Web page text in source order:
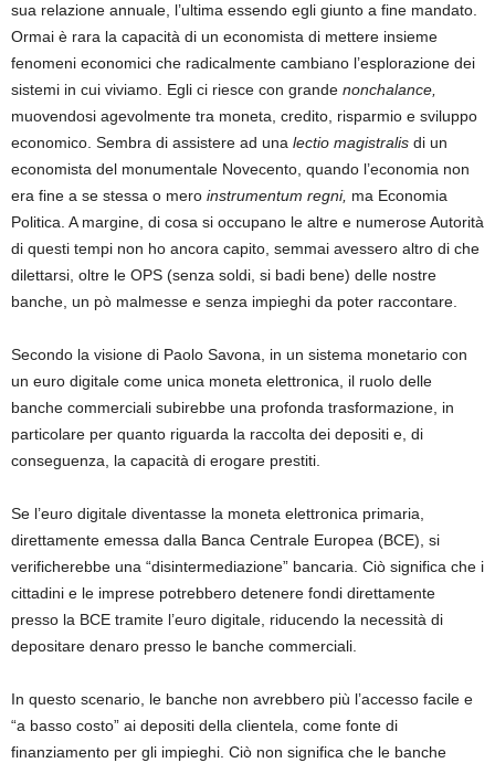
sua relazione annuale, l’ultima essendo egli giunto a fine mandato.
Ormai è rara la capacità di un economista di mettere insieme
fenomeni economici che radicalmente cambiano l’esplorazione dei
sistemi in cui viviamo. Egli ci riesce con grande nonchalance,
muovendosi agevolmente tra moneta, credito, risparmio e sviluppo
economico. Sembra di assistere ad una lectio magistralis di un
economista del monumentale Novecento, quando l’economia non
era fine a se stessa o mero instrumentum regni, ma Economia
Politica. A margine, di cosa si occupano le altre e numerose Autorità
di questi tempi non ho ancora capito, semmai avessero altro di che
dilettarsi, oltre le OPS (senza soldi, si badi bene) delle nostre
banche, un pò malmesse e senza impieghi da poter raccontare.
Secondo la visione di Paolo Savona, in un sistema monetario con
un euro digitale come unica moneta elettronica, il ruolo delle
banche commerciali subirebbe una profonda trasformazione, in
particolare per quanto riguarda la raccolta dei depositi e, di
conseguenza, la capacità di erogare prestiti.
Se l’euro digitale diventasse la moneta elettronica primaria,
direttamente emessa dalla Banca Centrale Europea (BCE), si
verificherebbe una “disintermediazione” bancaria. Ciò significa che i
cittadini e le imprese potrebbero detenere fondi direttamente
presso la BCE tramite l’euro digitale, riducendo la necessità di
depositare denaro presso le banche commerciali.
In questo scenario, le banche non avrebbero più l’accesso facile e
“a basso costo” ai depositi della clientela, come fonte di
finanziamento per gli impieghi. Ciò non significa che le banche